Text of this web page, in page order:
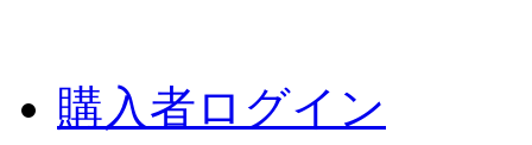
購入者ログイン